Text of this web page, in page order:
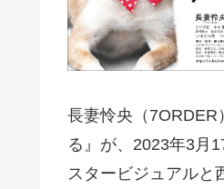
長妻怜央（
る』が、2023年3月
スタービジュアルと